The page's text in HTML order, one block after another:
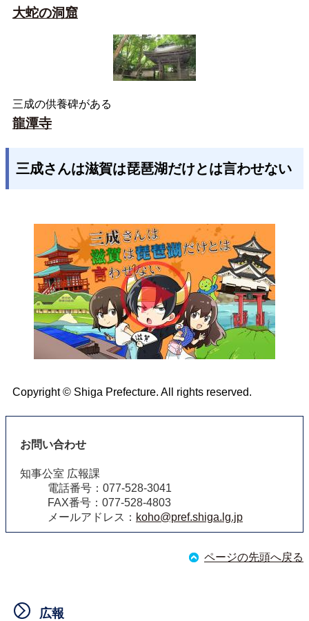
大蛇の洞窟
三成の供養碑がある
龍潭寺
三成さんは滋賀は琵琶湖だけとは言わせない
Copyright © Shiga Prefecture. All rights reserved.
お問い合わせ
知事公室 広報課
電話番号：077-528-3041
FAX番号：077-528-4803
メールアドレス： koho@pref.shiga.lg.jp
ページの先頭へ戻る
広報